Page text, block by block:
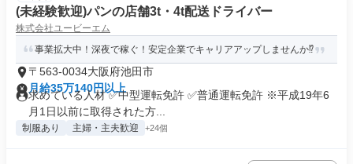
(未経験歓迎)パンの店舗3t・4t配送ドライバー
株式会社ユービーエム
事業拡大中！深夜で稼ぐ！安定企業でキャリアアップしませんか⁉
〒563-0034大阪府池田市
月給35万140円以上
求めている人材 ✅中型運転免許 ✅普通運転免許 ※平成19年6
月1日以前に取得された方...
制服あり 主婦・主夫歓迎 +24個